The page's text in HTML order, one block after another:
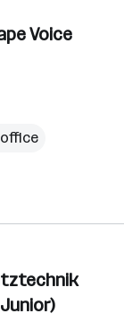
Voice